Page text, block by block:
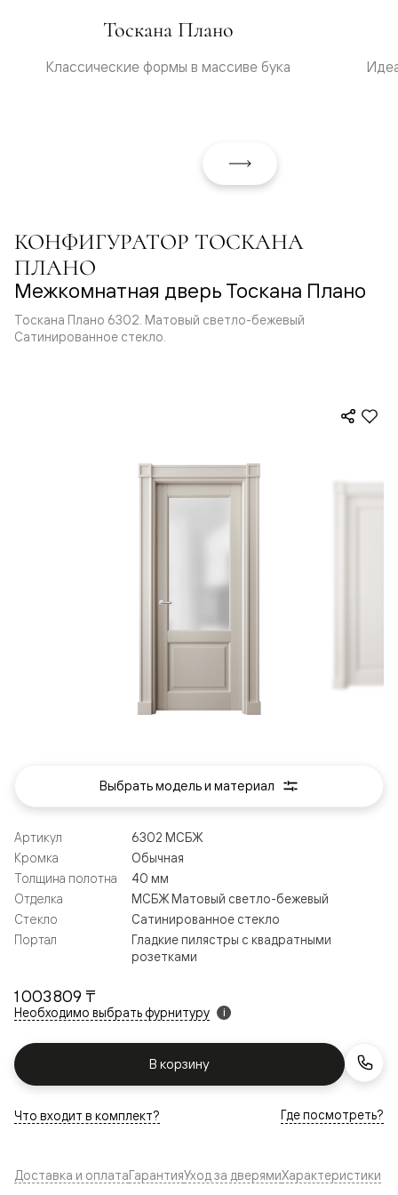
Тоскана Плано
Классические формы в массиве бука
КОНФИГУРАТОР ТОСКАНА
ПЛАНО
Межкомнатная дверь Тоскана Плано
Тоскана Плано 6302. Матовый светло-бежевый
Сатинированное стекло.
1 003 809 ₸
Необходимо выбрать фурнитуру i
В корзину
Артикул
6302 МСБЖ
Кромка
Обычная
Толщина полотна
40 мм
Отделка
МСБЖ Матовый светло-бежевый
Стекло
Сатинированное стекло
Портал
Гладкие пилястры с квадратными
розетками
Что входит в комплект? Где посмотреть?
Выбрать модель и материал
Доставка и оплатаГарантияУход за дверямиХарактеристики